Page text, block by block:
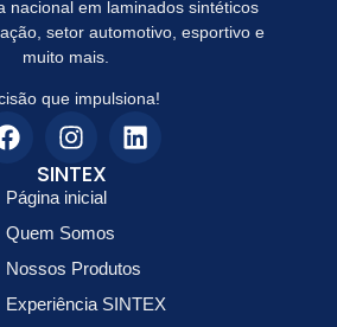
nacional em laminados sintéticos
setor automotivo, esportivo e
muito mais.
que impulsiona!
SINTEX
Página inicial
Quem Somos
Nossos Produtos
Experiência SINTEX